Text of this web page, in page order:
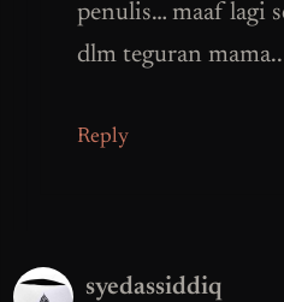
penulis… maaf lagi
dlm teguran mama..
Reply
syedassiddiq